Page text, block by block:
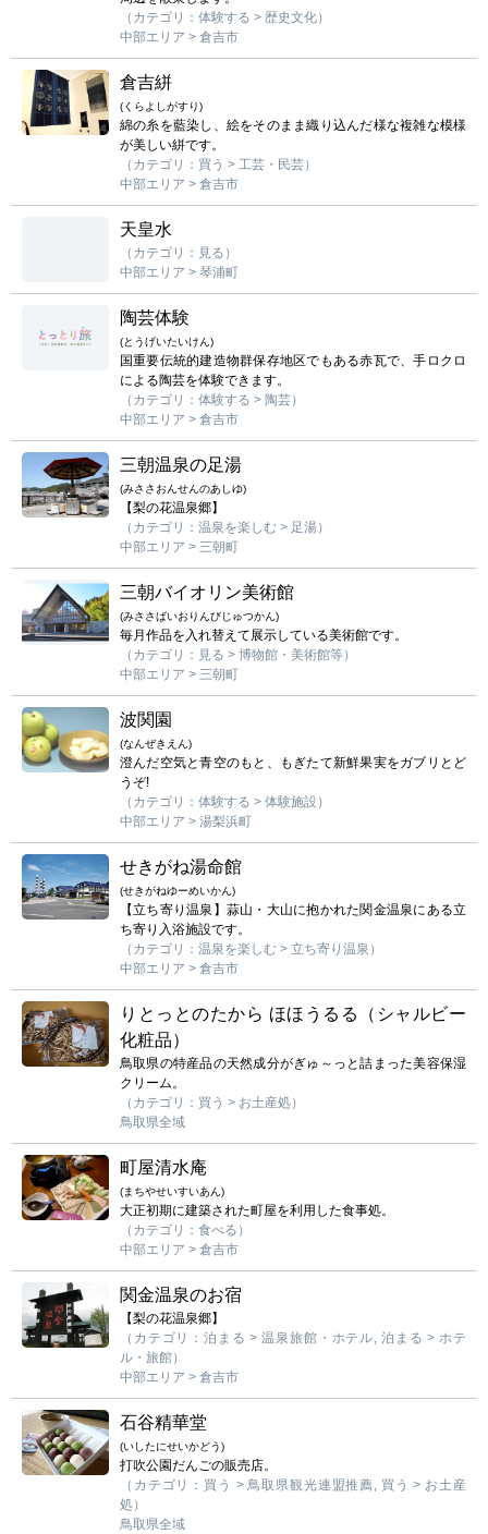
（カテゴリ：体験する > 歴史文化）
中部エリア > 倉吉市
倉吉絣
(くらよしがすり)
綿の糸を藍染し、絵をそのまま織り込んだ様な複雑な模様
が美しい絣です。
（カテゴリ：買う > 工芸・民芸）
中部エリア > 倉吉市
天皇水
（カテゴリ：見る）
中部エリア > 琴浦町
陶芸体験
(とうげいたいけん)
国重要伝統的建造物群保存地区でもある赤瓦で、手ロクロ
による陶芸を体験できます。
（カテゴリ：体験する > 陶芸）
中部エリア > 倉吉市
三朝温泉の足湯
(みささおんせんのあしゆ)
【梨の花温泉郷】
（カテゴリ：温泉を楽しむ > 足湯）
中部エリア > 三朝町
三朝バイオリン美術館
(みささばいおりんびじゅつかん)
毎月作品を入れ替えて展示している美術館です。
（カテゴリ：見る > 博物館・美術館等）
中部エリア > 三朝町
波関園
(なんぜきえん)
澄んだ空気と青空のもと、もぎたて新鮮果実をガブリとど
うぞ!
（カテゴリ：体験する > 体験施設）
中部エリア > 湯梨浜町
せきがね湯命館
(せきがねゆーめいかん)
【立ち寄り温泉】蒜山・大山に抱かれた関金温泉にある立
ち寄り入浴施設です。
（カテゴリ：温泉を楽しむ > 立ち寄り温泉）
中部エリア > 倉吉市
りとっとのたから ほほうるる（シャルビー
化粧品）
鳥取県の特産品の天然成分がぎゅ～っと詰まった美容保湿
クリーム。
（カテゴリ：買う > お土産処）
鳥取県全域
町屋清水庵
(まちやせいすいあん)
大正初期に建築された町屋を利用した食事処。
（カテゴリ：食べる）
中部エリア > 倉吉市
関金温泉のお宿
【梨の花温泉郷】
（カテゴリ：泊まる > 温泉旅館・ホテル, 泊まる > ホテ
ル・旅館）
中部エリア > 倉吉市
石谷精華堂
(いしたにせいかどう)
打吹公園だんごの販売店。
（カテゴリ：買う > 鳥取県観光連盟推薦, 買う > お土産
処）
鳥取県全域